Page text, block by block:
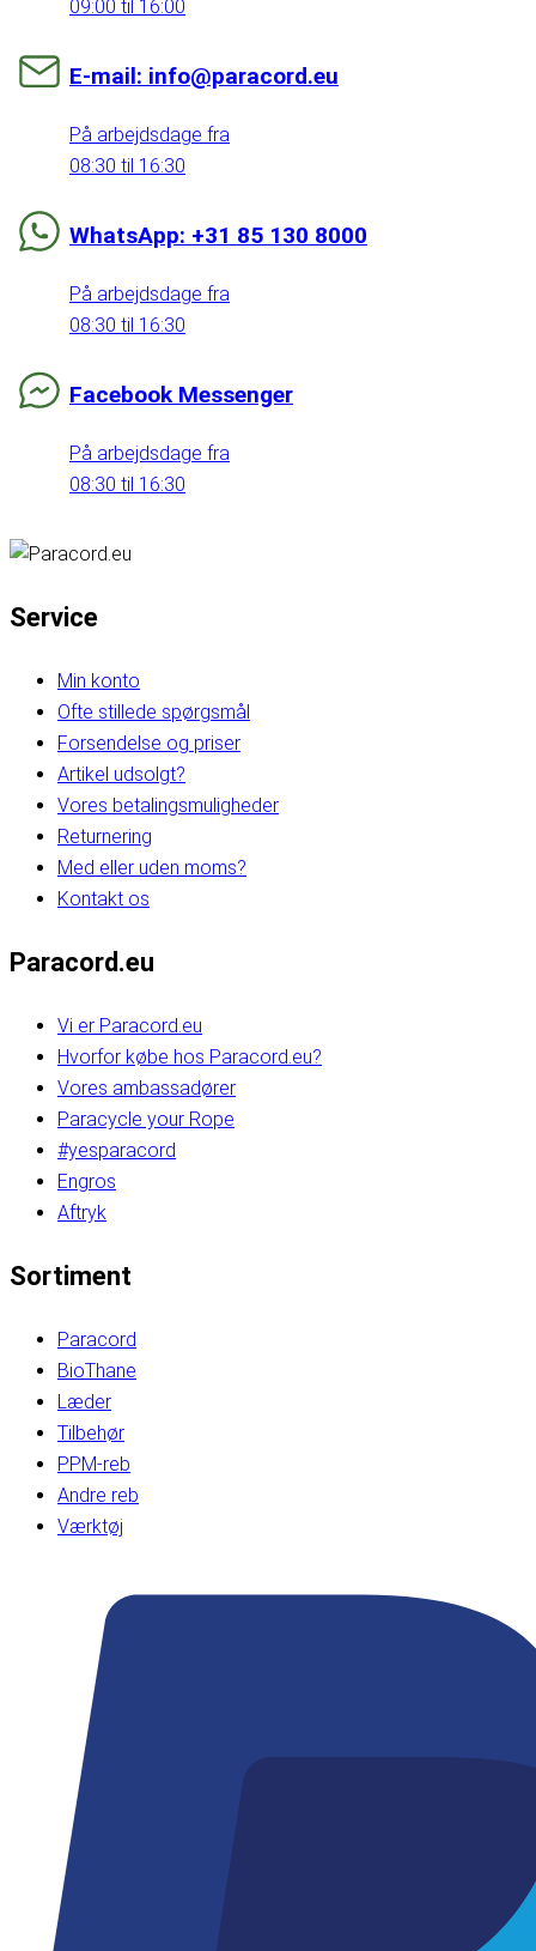
09:00 til 16:00
E-mail: info@paracord.eu
På arbejdsdage fra
08:30 til 16:30
WhatsApp: +31 85 130 8000
På arbejdsdage fra
08:30 til 16:30
Facebook Messenger
På arbejdsdage fra
08:30 til 16:30
Service
Min konto
Ofte stillede spørgsmål
Forsendelse og priser
Artikel udsolgt?
Vores betalingsmuligheder
Returnering
Med eller uden moms?
Kontakt os
Paracord.eu
Vi er Paracord.eu
Hvorfor købe hos Paracord.eu?
Vores ambassadører
Paracycle your Rope
#yesparacord
Engros
Aftryk
Sortiment
Paracord
BioThane
Læder
Tilbehør
PPM-reb
Andre reb
Værktøj